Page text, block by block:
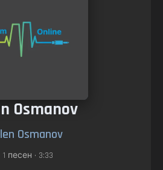
Osmanov
Osmanov
1 песен • 3:33